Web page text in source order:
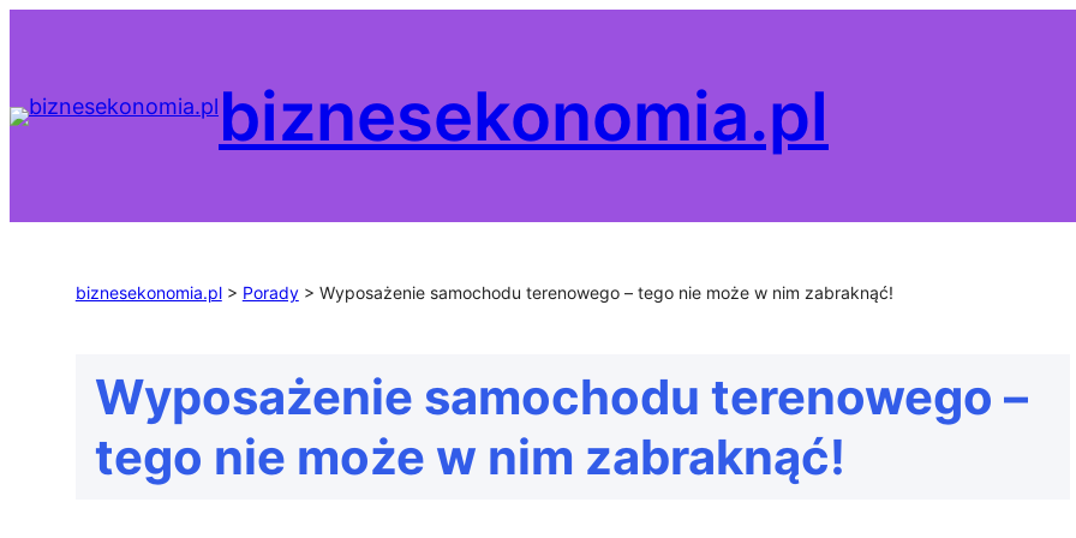
treści
biznesekonomia.pl
biznesekonomia.pl> Porady> Wyposażenie samochodu terenowego – tego nie może w nim zabraknąć!
Wyposażenie samochodu terenowego –
tego nie może w nim zabraknąć!